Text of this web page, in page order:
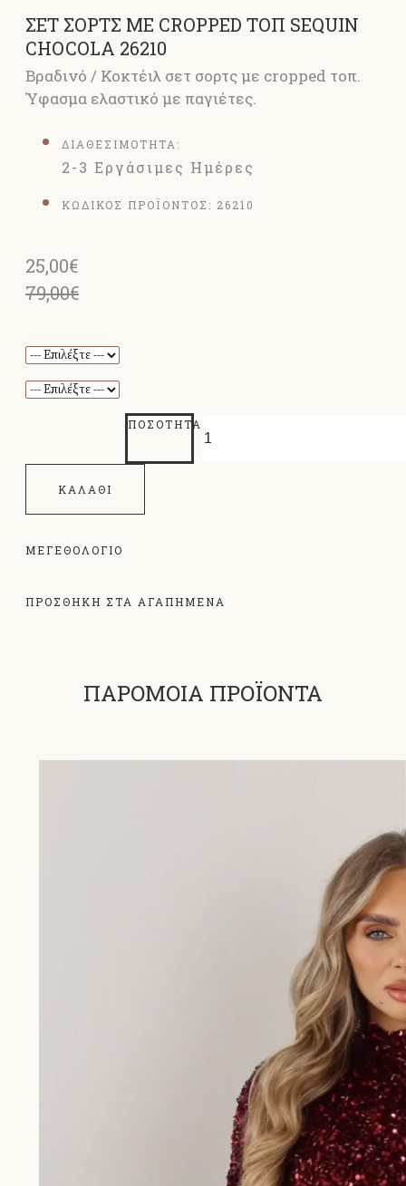
ΣΕΤ ΣΟΡΤΣ ΜΕ CROPPED ΤΟΠ SEQUIN
CHOCOLA 26210
Βραδινό / Κοκτέιλ σετ σορτς με cropped τοπ.
Ύφασμα ελαστικό με παγιέτες.
ΔΙΑΘΕΣΙΜΟΤΗΤΑ:
2-3 Εργάσιμες Ημέρες
ΚΩΔΙΚΟΣ ΠΡΟΪΟΝΤΟΣ: 26210
25,00€
79,00€
ΠΟΣΌΤΗΤΑ
ΚΑΛΆΘΙ
ΜΕΓΕΘΟΛΌΓΙΟ
ΠΡΟΣΘΗΚΗ ΣΤΑ ΑΓΑΠΗΜΕΝΑ
ΠΑΡΟΜΟΙΑ ΠΡΟΪΟΝΤΑ